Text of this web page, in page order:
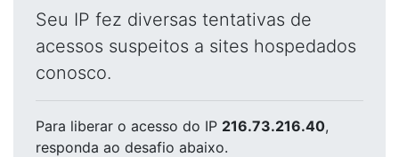
Seu IP fez diversas tentativas de
acessos suspeitos a sites hospedados
conosco.
Para liberar o acesso do IP 216.73.216.40,
responda ao desafio abaixo.